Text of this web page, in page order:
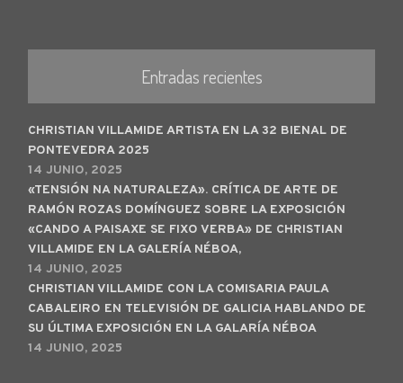
Entradas recientes
CHRISTIAN VILLAMIDE ARTISTA EN LA 32 BIENAL DE
PONTEVEDRA 2025
14 JUNIO, 2025
«TENSIÓN NA NATURALEZA». CRÍTICA DE ARTE DE
RAMÓN ROZAS DOMÍNGUEZ SOBRE LA EXPOSICIÓN
«CANDO A PAISAXE SE FIXO VERBA» DE CHRISTIAN
VILLAMIDE EN LA GALERÍA NÉBOA,
14 JUNIO, 2025
CHRISTIAN VILLAMIDE CON LA COMISARIA PAULA
CABALEIRO EN TELEVISIÓN DE GALICIA HABLANDO DE
SU ÚLTIMA EXPOSICIÓN EN LA GALARÍA NÉBOA
14 JUNIO, 2025